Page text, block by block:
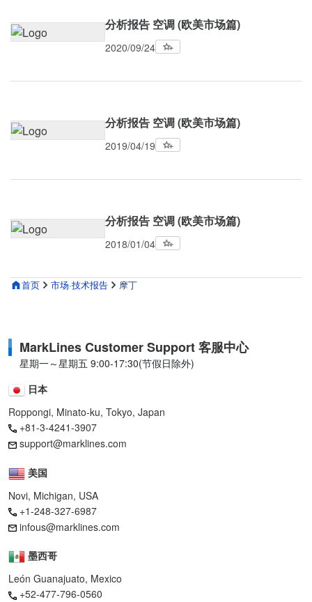
首页 市场·技术报告 摩丁
分析报告 空调 (欧美市场篇)
2020/09/24
分析报告 空调 (欧美市场篇)
2019/04/19
分析报告 空调 (欧美市场篇)
2018/01/04
MarkLines Customer Support 客服中心
星期一～星期五 9:00-17:30(节假日除外)
日本
Roppongi, Minato-ku, Tokyo, Japan
+81-3-4241-3907
support@marklines.com
美国
Novi, Michigan, USA
+1-248-327-6987
infous@marklines.com
墨西哥
León Guanajuato, Mexico
+52-477-796-0560